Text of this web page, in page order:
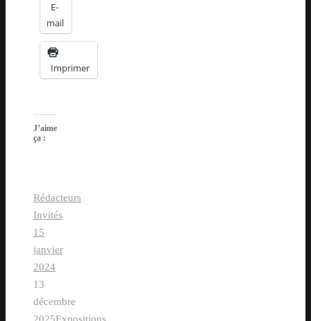
E-
mail
Imprimer
J’aime
ça :
Rédacteurs
Invités
15
janvier
2024
13
décembre